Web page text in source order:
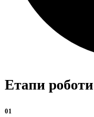
Етапи роботи
01